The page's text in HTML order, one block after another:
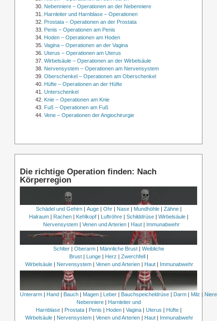
Nebenniere – Operationen an der Nebenniere
Harnleiter und Harnblase – Operationen
Prostata – Operationen an der Prostata
Penis – Operationen am Penis
Hoden – Operationen am Hoden
Vagina – Operationen an der Vagina
Uterus – Operationen am Uterus
Wirbelsäule – Operationen an der Wirbelsäule
Nervensystem – Operationen am Nervensystem
Oberschenkel – Operationen am Oberschenkel
Hüfte – Operationen an der Hüfte
Unterschenkel
Knie – Operationen am Knie
Fuß – Operationen am Fuß
Vene – Operationen der Angiochirurgie
Die richtige Operation finden: Nach
Körperregion
Schädel und Gehirn| Auge| Ohr| Nase| Mundhöhle| Zähne|
Halraum| Rachen| Kehlkopf| Luftröhre| Schilddrüse| Wirbelsäule|
Nervensystem | Venen und Arterien | Haut | Immunabwehr
Schlter| Oberarm| Männliche Brust| Weibliche
Brust| Lunge| Herz | Zwerchfell|
Wirbelsäule | Nervensystem | Venen und Arterien | Haut | Immunabwehr
Unterarm| Hand| Bauch| Magen| Leber| Bauchspeicheldrüse| Darm| Milz |
Nebenniere| Harnleiter und
Harnblase| Prostata| Penis | Hoden| Vagina| Uterus | Hüfte|
Wirbelsäule | Nervensystem | Venen und Arterien | Haut | Immunabwehr